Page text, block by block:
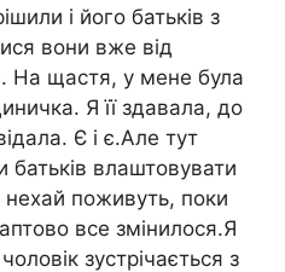
і його батьків з
вони вже від
На щастя, у мене була
Я її здавала, до
Є і є.Але тут
батьків влаштовувати
нехай поживуть, поки
все змінилося.Я
зустрічається з